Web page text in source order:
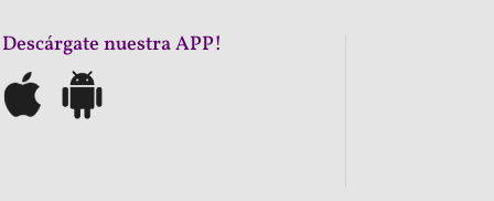
nuestra APP!